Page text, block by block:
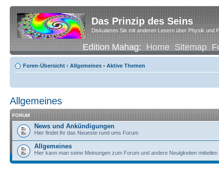
Das Prinzip des Seins
Diskutieren Sie mit anderen Lesern über Physik und
Edition Mahag:Home Sitemap
Foren-Übersicht ‹ Allgemeines • Aktive Themen
Allgemeines
FORUM
News und Ankündigungen
Hier findet ihr das Neueste rund ums Forum
Allgemeines
Hier kann man seine Meinungen zum Forum und andere Neuigkeiten mitteilen